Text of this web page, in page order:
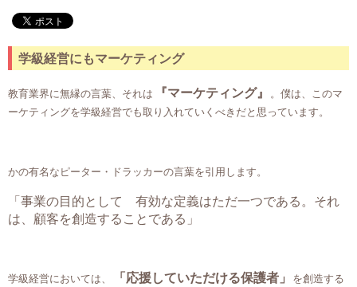
学級経営にもマーケティング
教育業界に無縁の言葉、 それは 『マーケティング』 。僕は、このマ
ーケティングを学級経営でも取り入れていくべきだと 思っています。
かの有名なピーター・ドラッカーの言葉を引用します。
「事業の目的として 有効な定義はただ一つである。 それ
は、顧客を創造することである」
学級経営においては、 「応援していただける保護者」
を創造する